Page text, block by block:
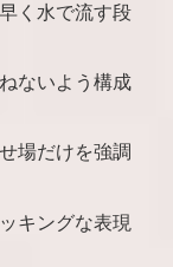
く水で流す段
ないよう構成
場だけを強調
キングな表現